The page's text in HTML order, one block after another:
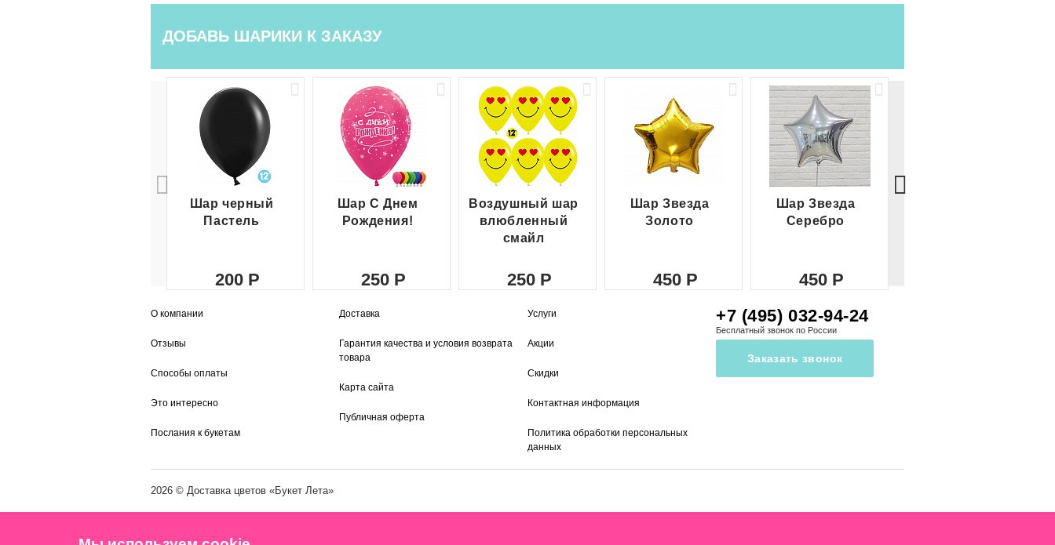
ДОБАВЬ ШАРИКИ К ЗАКАЗУ
Шар черный
Пастель
200
Шар С Днем
Рождения!
250
Воздушный шар
влюбленный
смайл
250
Шар Звезда
Золото
450
Шар Звезда
Серебро
450
О компании
Отзывы
Способы оплаты
Это интересно
Послания к букетам
Доставка
Гарантия качества и условия возврата
товара
Карта сайта
Публичная оферта
Услуги
Акции
Скидки
Контактная информация
Политика обработки персональных
данных
+7 (495) 032-94-24
Бесплатный звонок по России
Заказать звонок
2026 © Доставка цветов «Букет Лета»